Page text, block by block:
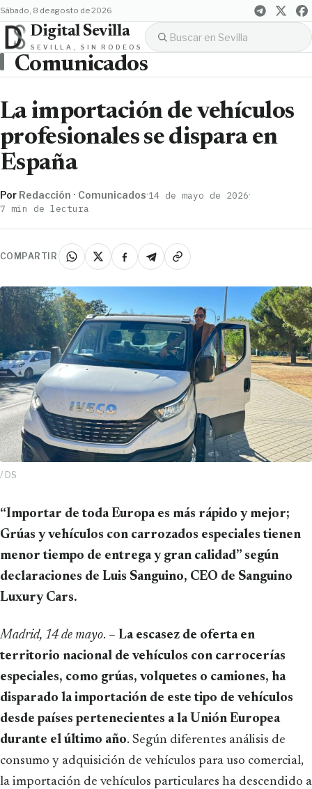
sábado, 8 de agosto de 2026
Digital Sevilla
SEVILLA, SIN RODEOS
Comunicados
La importación de vehículos
profesionales se dispara en
España
Por Redacción · Comunicados·14 de mayo de 2026·
7 min de lectura
COMPARTIR
/ DS
“Importar de toda Europa es más rápido y mejor;
Grúas y vehículos con carrozados especiales tienen
menor tiempo de entrega y gran calidad” según
declaraciones de Luis Sanguino, CEO de Sanguino
Luxury Cars.
Madrid, 14 de mayo. – La escasez de oferta en
territorio nacional de vehículos con carrocerías
especiales, como grúas, volquetes o camiones, ha
disparado la importación de este tipo de vehículos
desde países pertenecientes a la Unión Europea
durante el último año. Según diferentes análisis de
consumo y adquisición de vehículos para uso comercial,
la importación de vehículos particulares ha descendido a